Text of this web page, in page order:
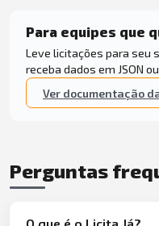
Para equipes que
Leve licitações para seu
receba dados em JSON
Ver documentação
Perguntas